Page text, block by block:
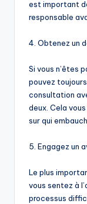
est important
responsable
4. Obtenez un
Si vous n’êtes
pouvez
consultation
deux. Cela
sur qui
5. Engagez un
Le plus
vous sentez à
processus